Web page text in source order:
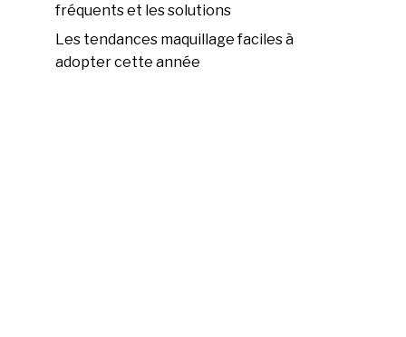
fréquents et les solutions
Les tendances maquillage faciles à
adopter cette année